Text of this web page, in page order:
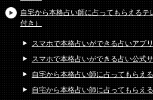
自宅から本格占い師に占ってもらえる
付き）
スマホで本格占いができる占いアプ
スマホで本格占いができる占い公式
自宅から本格占い師に占ってもらえ
自宅から本格占い師に占ってもらえ